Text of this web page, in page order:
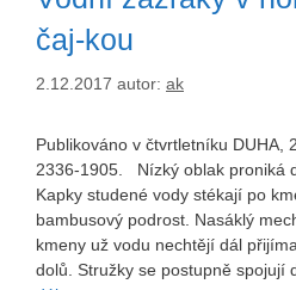
čaj-kou
2.12.2017 autor: ak
Publikováno v čtvrtletníku DUHA,
2336-1905. Nízký oblak proniká
Kapky studené vody stékají po
bambusový podrost. Nasáklý
kmeny už vodu nechtějí dál
dolů. Stružky se postupně spojují